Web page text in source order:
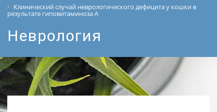
Клинический случай неврологического дефицита у кошки в
результате гиповитаминоза А
Неврология